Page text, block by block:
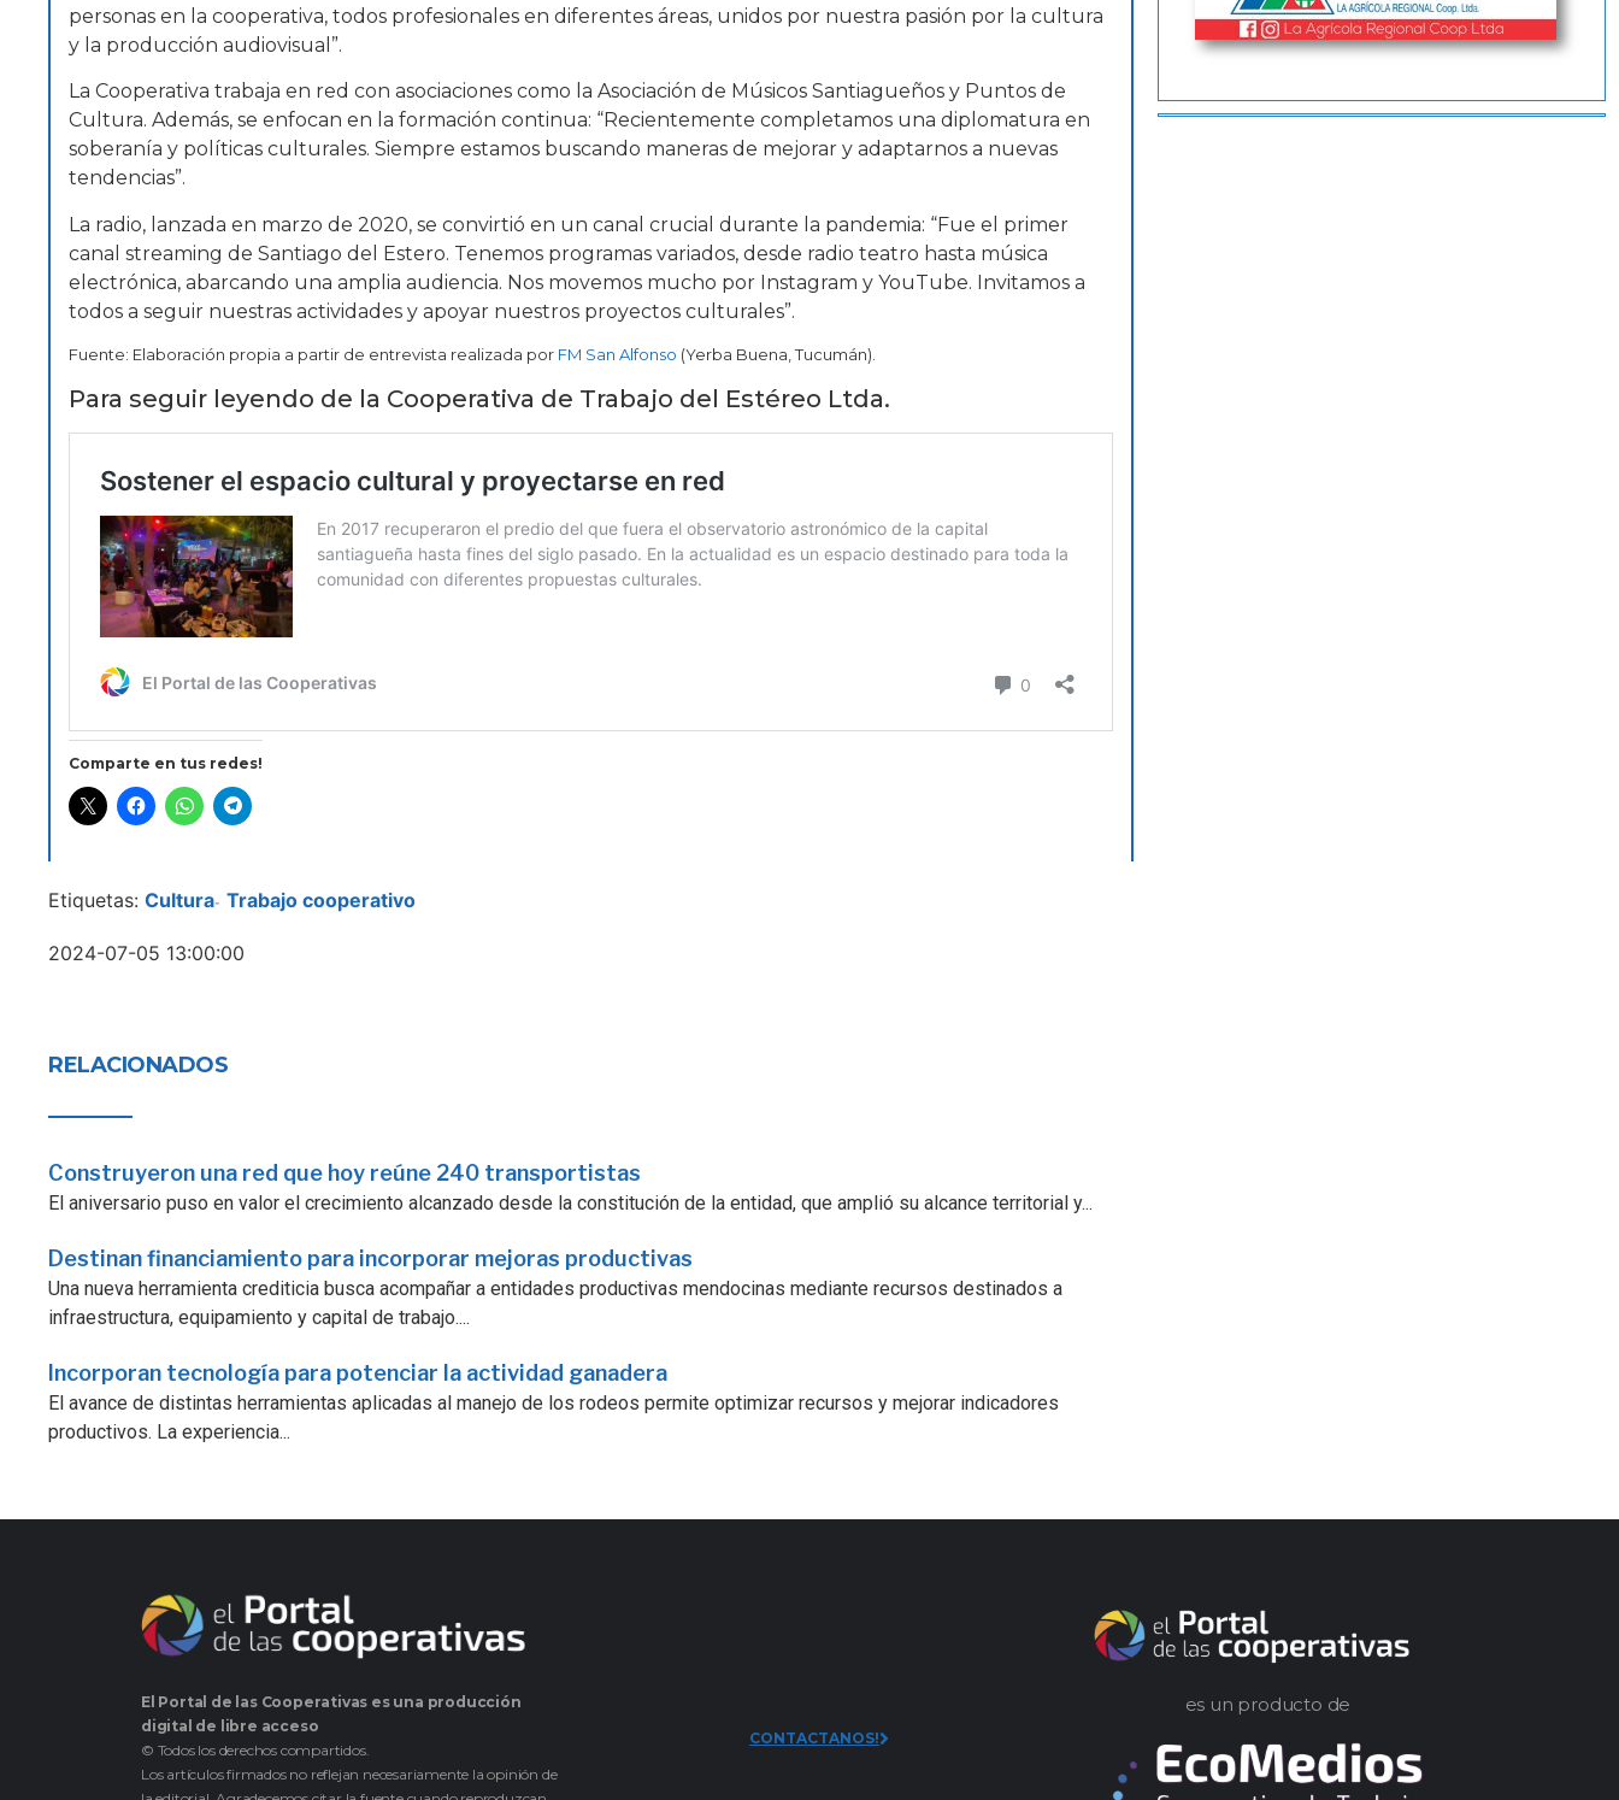
personas en la cooperativa, todos profesionales en diferentes áreas, unidos por nuestra pasión por la cultura
y la producción audiovisual”.
La Cooperativa trabaja en red con asociaciones como la Asociación de Músicos Santiagueños y Puntos de
Cultura. Además, se enfocan en la formación continua: “Recientemente completamos una diplomatura en
soberanía y políticas culturales. Siempre estamos buscando maneras de mejorar y adaptarnos a nuevas
tendencias”.
La radio, lanzada en marzo de 2020, se convirtió en un canal crucial durante la pandemia: “Fue el primer
canal streaming de Santiago del Estero. Tenemos programas variados, desde radio teatro hasta música
electrónica, abarcando una amplia audiencia. Nos movemos mucho por Instagram y YouTube. Invitamos a
todos a seguir nuestras actividades y apoyar nuestros proyectos culturales”.
Fuente: Elaboración propia a partir de entrevista realizada por FM San Alfonso (Yerba Buena, Tucumán).
Para seguir leyendo de la Cooperativa de Trabajo del Estéreo Ltda.
Comparte en tus redes!
Etiquetas: Cultura- Trabajo cooperativo
2024-07-05 13:00:00
RELACIONADOS
Construyeron una red que hoy reúne 240 transportistas
El aniversario puso en valor el crecimiento alcanzado desde la constitución de la entidad, que amplió su alcance territorial y...
Destinan financiamiento para incorporar mejoras productivas
Una nueva herramienta crediticia busca acompañar a entidades productivas mendocinas mediante recursos destinados a
infraestructura, equipamiento y capital de trabajo....
Incorporan tecnología para potenciar la actividad ganadera
El avance de distintas herramientas aplicadas al manejo de los rodeos permite optimizar recursos y mejorar indicadores
productivos. La experiencia...
El Portal de las Cooperativas es una producción
digital de libre acceso
© Todos los derechos compartidos.
Los artículos firmados no reflejan necesariamente la opinión de
CONTACTANOS!
es un producto de